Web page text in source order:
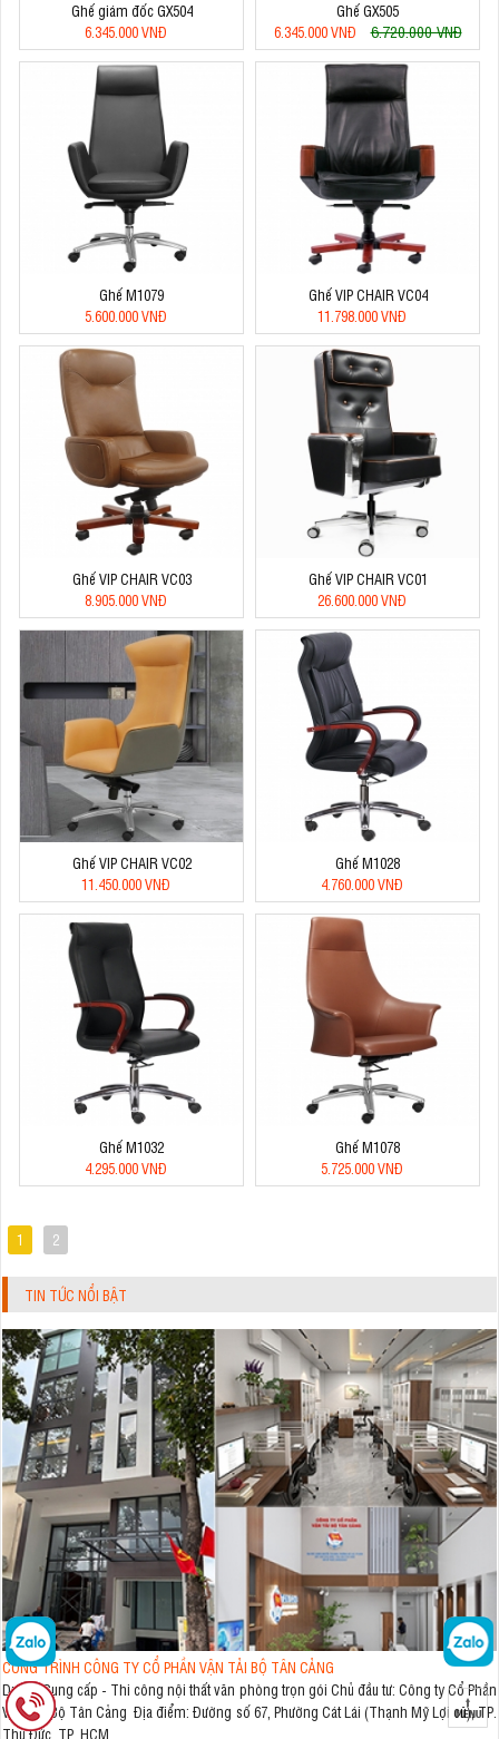
Ghế giám đốc GX504
6.345.000 VNĐ
Ghế GX505
6.345.000 VNĐ
6.720.000 VNĐ
Ghế M1079
5.600.000 VNĐ
Ghế VIP CHAIR VC04
11.798.000 VNĐ
Ghế VIP CHAIR VC03
8.905.000 VNĐ
Ghế VIP CHAIR VC01
26.600.000 VNĐ
Ghế VIP CHAIR VC02
11.450.000 VNĐ
Ghế M1028
4.760.000 VNĐ
Ghế M1032
4.295.000 VNĐ
Ghế M1078
5.725.000 VNĐ
1 2
TIN TỨC NỔI BẬT
CÔNG TRÌNH CÔNG TY CỔ PHẦN VẬN TẢI BỘ TÂN CẢNG
Dự án: Cung cấp - Thi công nội thất văn phòng trọn gói Chủ đầu tư: Công ty Cổ Phần
Vận Tải Bộ Tân Cảng Địa điểm: Đường số 67, Phường Cát Lái (Thạnh Mỹ Lợi cũ), TP.
Thủ Đức, TP. HCM